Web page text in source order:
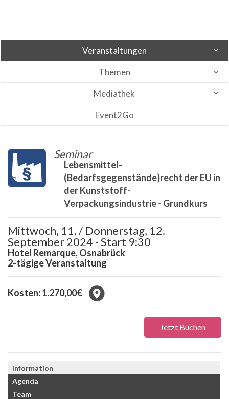
Veranstaltungen
Themen
Mediathek
Event2Go
Seminar
Lebensmittel-
(Bedarfsgegenstände)recht der EU in
der Kunststoff-
Verpackungsindustrie - Grundkurs
Mittwoch, 11. / Donnerstag, 12.
September 2024 - Start 9:30
Hotel Remarque, Osnabrück
2-tägige Veranstaltung
Kosten: 1.270,00€
Jetzt Buchen
Information
Agenda
Team